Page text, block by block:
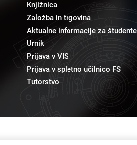
Knjižnica
Založba in trgovina
Aktualne informacije za študente
Urnik
Prijava v VIS
Prijava v spletno učilnico FS
Tutorstvo